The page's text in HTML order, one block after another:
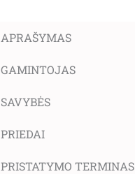
APRAŠYMAS
GAMINTOJAS
SAVYBĖS
PRIEDAI
PRISTATYMO TERMINAS